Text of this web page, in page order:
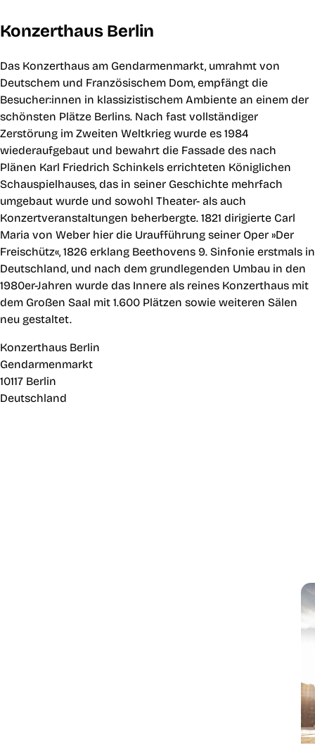
Konzerthaus Berlin
Das Konzerthaus am Gendarmenmarkt, umrahmt von
Deutschem und Französischem Dom, empfängt die
Besucher:innen in klassizistischem Ambiente an einem der
schönsten Plätze Berlins. Nach fast vollständiger
Zerstörung im Zweiten Weltkrieg wurde es 1984
wiederaufgebaut und bewahrt die Fassade des nach
Plänen Karl Friedrich Schinkels errichteten Königlichen
Schauspielhauses, das in seiner Geschichte mehrfach
umgebaut wurde und sowohl Theater- als auch
Konzertveranstaltungen beherbergte. 1821 dirigierte Carl
Maria von Weber hier die Uraufführung seiner Oper »Der
Freischütz«, 1826 erklang Beethovens 9. Sinfonie erstmals in
Deutschland, und nach dem grundlegenden Umbau in den
1980er-Jahren wurde das Innere als reines Konzerthaus mit
dem Großen Saal mit 1.600 Plätzen sowie weiteren Sälen
neu gestaltet.
Konzerthaus Berlin
Gendarmenmarkt
10117 Berlin
Deutschland